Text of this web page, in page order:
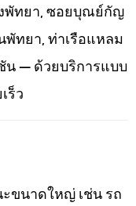
พัทยา, ซอยบุณย์กัญ
ทยา, ท่าเรือแหลม
น — ด้วยบริการแบบ
ร็ว
ขนาดใหญ่ เช่น รถ